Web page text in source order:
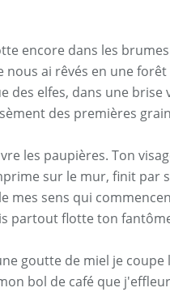
encore dans les
nous ai rêvés en une
des elfes, dans une brise
des premières
les paupières. Ton
sur le mur, finit par
mes sens qui
partout flotte ton
goutte de miel je
bol de café que